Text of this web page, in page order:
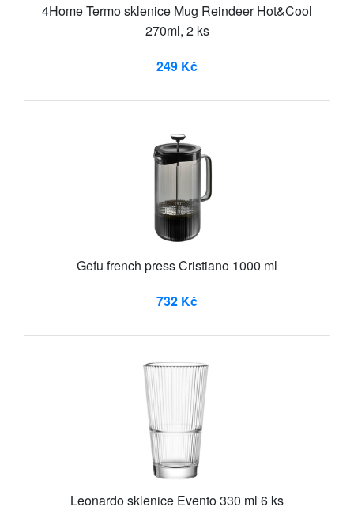
4Home Termo sklenice Mug Reindeer Hot&Cool
270ml, 2 ks
249 Kč
Gefu french press Cristiano 1000 ml
732 Kč
Leonardo sklenice Evento 330 ml 6 ks